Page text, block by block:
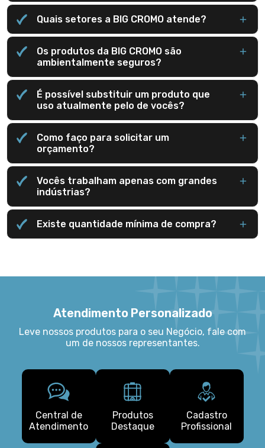
Quais setores a BIG CROMO atende?
Os produtos da BIG CROMO são
ambientalmente seguros?
É possível substituir um produto que
uso atualmente pelo de vocês?
Como faço para solicitar um
orçamento?
Vocês trabalham apenas com grandes
indústrias?
Existe quantidade mínima de compra?
Atendimento Personalizado
Leve nossos produtos para o seu Negócio, fale com
um de nossos representantes.
Central de
Atendimento
Produtos
Destaque
Cadastro
Profissional